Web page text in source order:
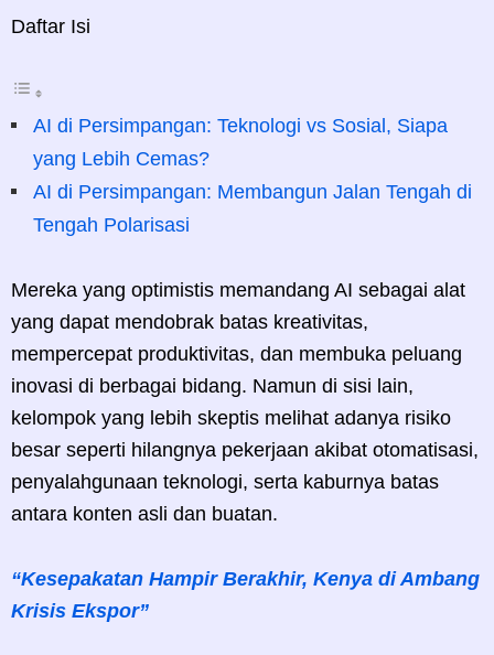
Daftar Isi
AI di Persimpangan: Teknologi vs Sosial, Siapa
yang Lebih Cemas?
AI di Persimpangan: Membangun Jalan Tengah di
Tengah Polarisasi
Mereka yang optimistis memandang AI sebagai alat
yang dapat mendobrak batas kreativitas,
mempercepat produktivitas, dan membuka peluang
inovasi di berbagai bidang. Namun di sisi lain,
kelompok yang lebih skeptis melihat adanya risiko
besar seperti hilangnya pekerjaan akibat otomatisasi,
penyalahgunaan teknologi, serta kaburnya batas
antara konten asli dan buatan.
“Kesepakatan Hampir Berakhir, Kenya di Ambang
Krisis Ekspor”